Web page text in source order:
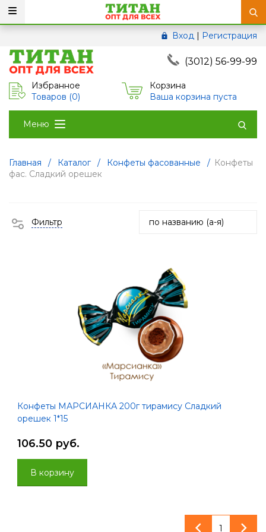
Вход | Регистрация
(3012) 56-99-99
Избранное
Товаров (0)
Корзина
Ваша корзина пуста
Меню
Главная / Каталог / Конфеты фасованные / Конфеты
фас. Сладкий орешек
Фильтр
Конфеты МАРСИАНКА 200г тирамису Сладкий
орешек 1*15
106.50 руб.
В корзину
1